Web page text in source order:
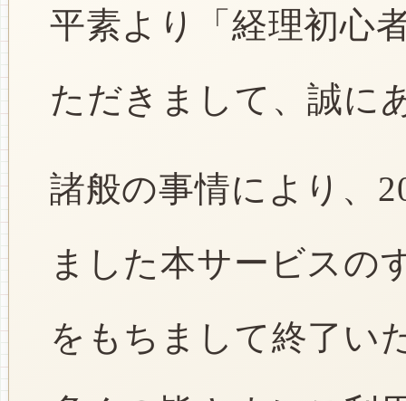
平素より「経理初心
ただきまして、誠に
諸般の事情により、
ました本サービスの
をもちまして終了い